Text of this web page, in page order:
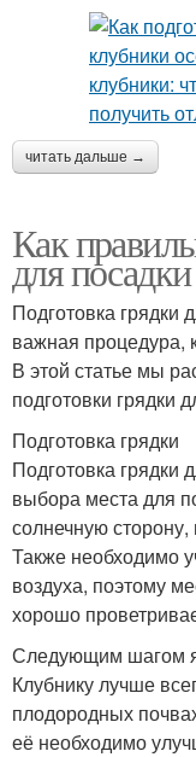
читать дальше →
Как
для
Подготовка грядки
важная процедура,
В этой статье мы
подготовки грядки
Подготовка грядки
Подготовка грядки
выбора места для
солнечную сторону,
Также необходимо
воздуха, поэтому
хорошо
Следующим шагом
Клубнику лучше
плодородных
её необходимо